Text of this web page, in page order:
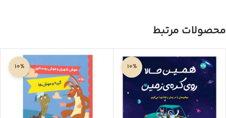
محصولات مرتبط
10%
10%